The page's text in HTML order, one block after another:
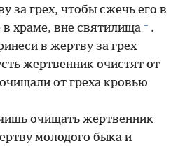
за грех, чтобы сжечь его в
храме, вне святилища + .
в жертву за грех
жертвенник очистят от
от греха кровью
очищать жертвенник
молодого быка и